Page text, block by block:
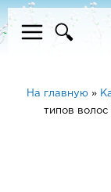
На главную »
типов